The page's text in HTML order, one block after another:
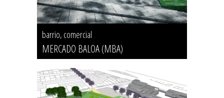
barrio, comercial
MERCADO BALOA (MBA)